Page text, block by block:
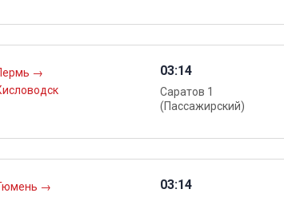
→
03:14
Саратов 1
(Пассажирский)
→
03:14